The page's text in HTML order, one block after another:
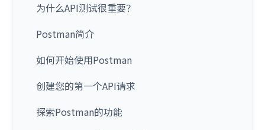
为什么API测试很重要？
Postman简介
如何开始使用Postman
创建您的第一个API请求
探索Postman的功能